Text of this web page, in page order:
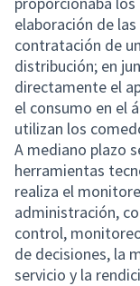
elaboración de
contratación de
distribución; en
directamente el
el consumo en el
utilizan los
A mediano plazo
herramientas
realiza el
administración,
control,
de decisiones, la
servicio y la